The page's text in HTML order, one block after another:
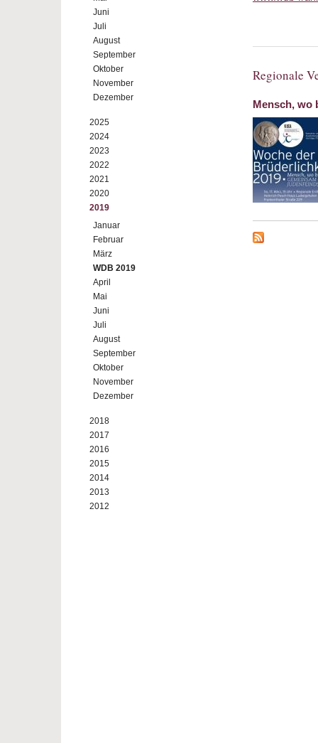
Juni
Juli
August
September
Oktober
November
Dezember
2025
2024
2023
2022
2021
2020
2019
Januar
Februar
März
WDB 2019
April
Mai
Juni
Juli
August
September
Oktober
November
Dezember
2018
2017
2016
2015
2014
2013
2012
Regionale
Mensch, wo